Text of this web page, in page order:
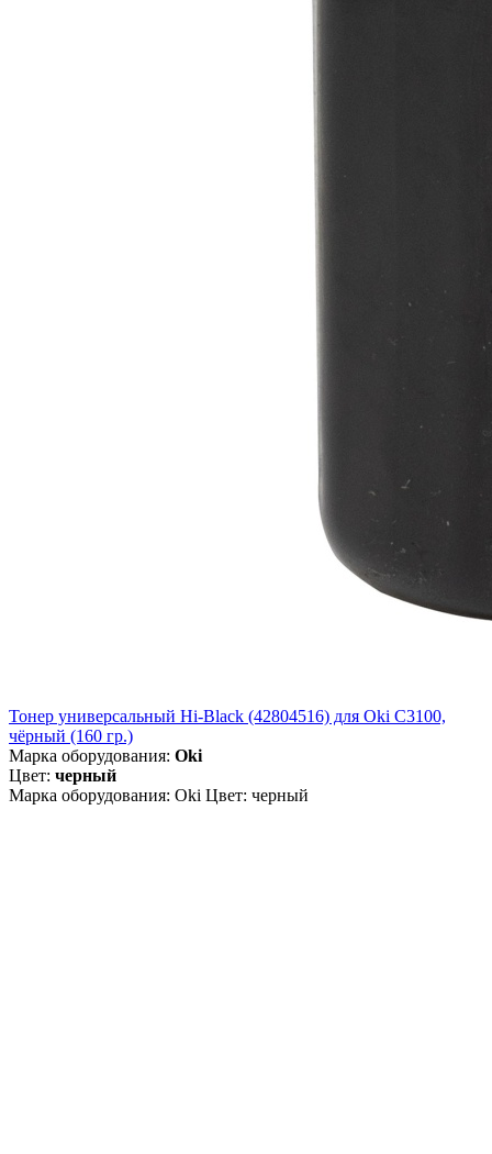
Тонер универсальный Hi-Black (42804516) для Oki С3100,
чёрный (160 гр.)
Марка оборудования: Oki
Цвет: черный
Марка оборудования: Oki Цвет: черный